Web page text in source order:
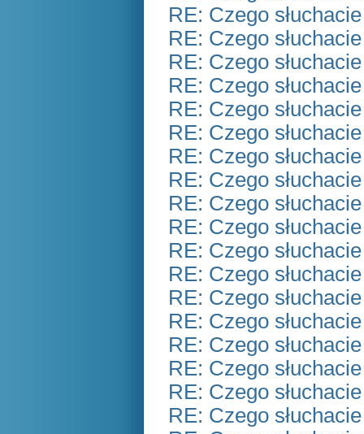
RE: Czego
RE: Czego
RE: Czego
RE: Czego
RE: Czego
RE: Czego
RE: Czego
RE: Czego
RE: Czego
RE: Czego
RE: Czego
RE: Czego
RE: Czego
RE: Czego
RE: Czego
RE: Czego
RE: Czego
RE: Czego